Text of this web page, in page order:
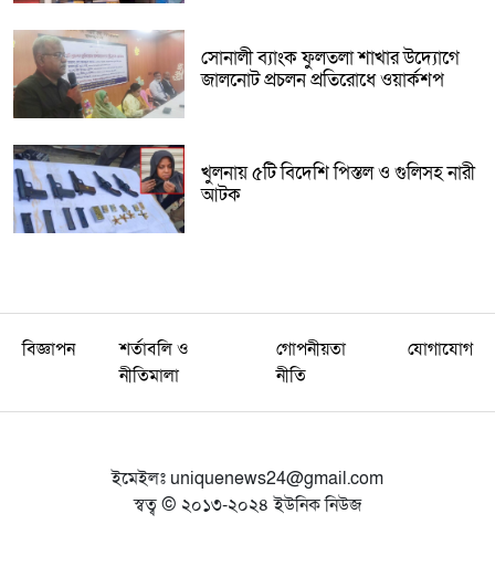
সোনালী ব্যাংক ফুলতলা শাখার উদ্যোগে
জালনোট প্রচলন প্রতিরোধে ওয়ার্কশপ
খুলনায় ৫টি বিদেশি পিস্তল ও গুলিসহ নারী
আটক
বিজ্ঞাপন
শর্তাবলি ও
নীতিমালা
গোপনীয়তা
নীতি
যোগাযোগ
ইমেইলঃ uniquenews24@gmail.com
স্বত্ব © ২০১৩-২০২৪ ইউনিক নিউজ